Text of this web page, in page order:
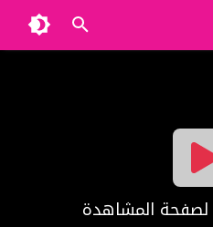
لصفحة المشاهدة